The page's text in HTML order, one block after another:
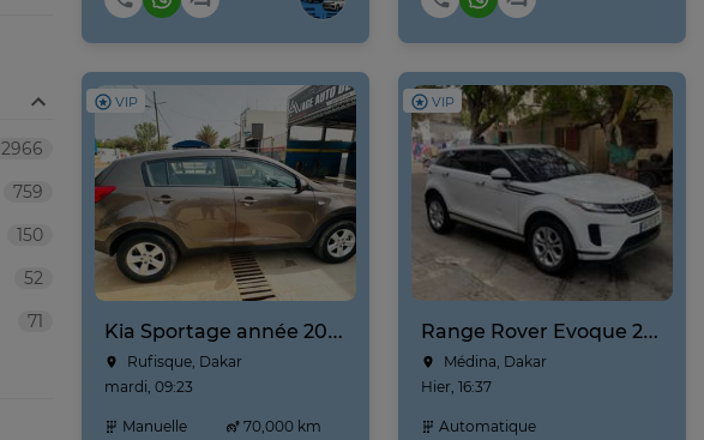
VIP
Kia Sportage année 2025
Rufisque, Dakar
mardi, 09:23
Manuelle
70,000 km
VIP
Range Rover Evoque 2020
Médina, Dakar
Hier, 16:37
Automatique
2966
759
150
52
71